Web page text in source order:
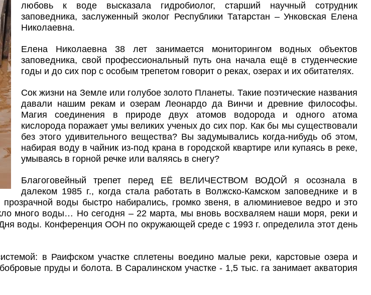
любовь к воде высказала гидробиолог, старший научный сотрудник
заповедника, заслуженный эколог Республики Татарстан – Унковская Елена
Николаевна.
Елена Николаевна 38 лет занимается мониторингом водных объектов
заповедника, свой профессиональный путь она начала ещё в студенческие
годы и до сих пор с особым трепетом говорит о реках, озерах и их обитателях.
Сок жизни на Земле или голубое золото Планеты. Такие поэтические названия
давали нашим рекам и озерам Леонардо да Винчи и древние философы.
Магия соединения в природе двух атомов водорода и одного атома
кислорода поражает умы великих ученых до сих пор. Как бы мы существовали
без этого удивительного вещества? Вы задумывались когда-нибудь об этом,
набирая воду в чайник из-под крана в городской квартире или купаясь в реке,
умываясь в горной речке или валяясь в снегу?
Благоговейный трепет перед ЕЁ ВЕЛИЧЕСТВОМ ВОДОЙ я осознала в
далеком 1985 г., когда стала работать в Волжско-Камском заповеднике и в
воды быстро набирались, громко звеня, в алюминиевое ведро и это
много воды… Но сегодня – 22 марта, мы вновь восхваляем наши моря, реки и
воды. Конференция ООН по окружающей среде с 1993 г. определила этот день
в Раифском участке сплетены воедино малые реки, карстовые озера и
пруды и болота. В Саралинском участке - 1,5 тыс. га занимает акватория